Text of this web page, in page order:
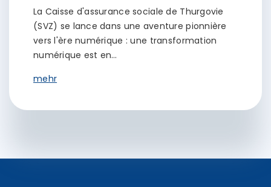
La Caisse d'assurance sociale de Thurgovie
(SVZ) se lance dans une aventure pionnière
vers l'ère numérique : une transformation
numérique est en…
mehr